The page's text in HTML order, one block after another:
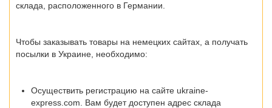
склада, расположенного в Германии.
Чтобы заказывать товары на немецких сайтах, а получать
посылки в Украине, необходимо:
Осуществить регистрацию на сайте ukraine-
express.com. Вам будет доступен адрес склада